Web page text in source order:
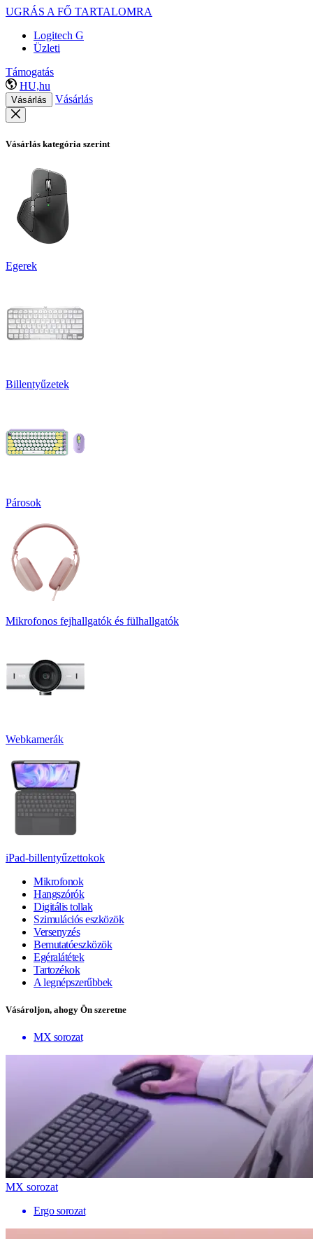
UGRÁS A FŐ TARTALOMRA
Logitech G
Üzleti
Támogatás
HU,hu
Vásárlás Vásárlás
Vásárlás kategória szerint
Egerek
Billentyűzetek
Párosok
Mikrofonos fejhallgatók és fülhallgatók
Webkamerák
iPad-billentyűzettokok
Mikrofonok
Hangszórók
Digitális tollak
Szimulációs eszközök
Versenyzés
Bemutatóeszközök
Egéralátétek
Tartozékok
A legnépszerűbbek
Vásároljon, ahogy Ön szeretne
MX sorozat
MX sorozat
Ergo sorozat